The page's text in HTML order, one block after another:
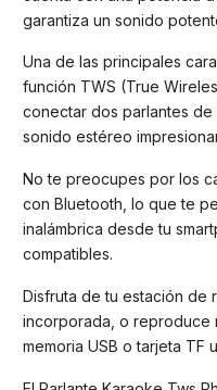
garantiza un sonido
Una de las principales
función TWS (True
conectar dos parlantes de
sonido estéreo
No te preocupes por los
con Bluetooth, lo que te
inalámbrica desde tu
compatibles.
Disfruta de tu estación de
incorporada, o reproduce
memoria USB o tarjeta TF